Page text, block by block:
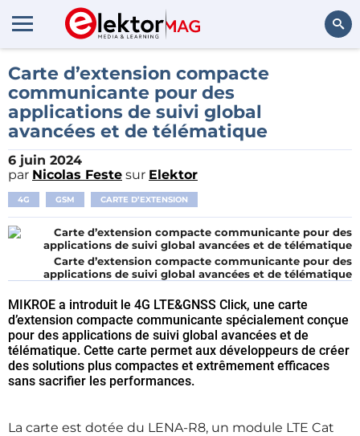
Carte d’extension compacte
communicante pour des
applications de suivi global
avancées et de télématique
6 juin 2024
par Nicolas Feste sur Elektor
4G GSM CARTE D’EXTENSION
Carte d’extension compacte communicante pour des
applications de suivi global avancées et de télématique
MIKROE a introduit le 4G LTE&GNSS Click, une carte
d’extension compacte communicante spécialement conçue
pour des applications de suivi global avancées et de
télématique. Cette carte permet aux développeurs de créer
des solutions plus compactes et extrêmement efficaces
sans sacrifier les performances.
La carte est dotée du LENA-R8, un module LTE Cat